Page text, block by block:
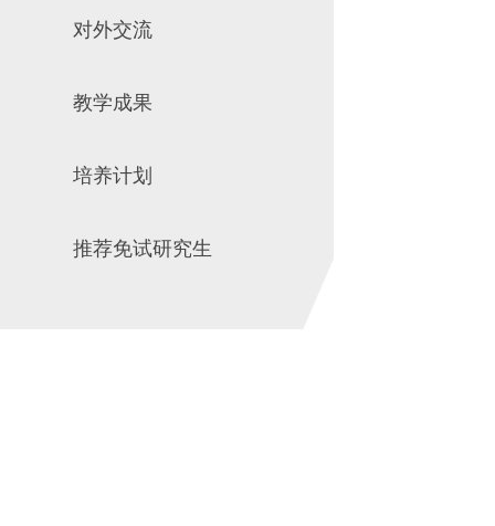
对外交流
教学成果
培养计划
推荐免试研究生